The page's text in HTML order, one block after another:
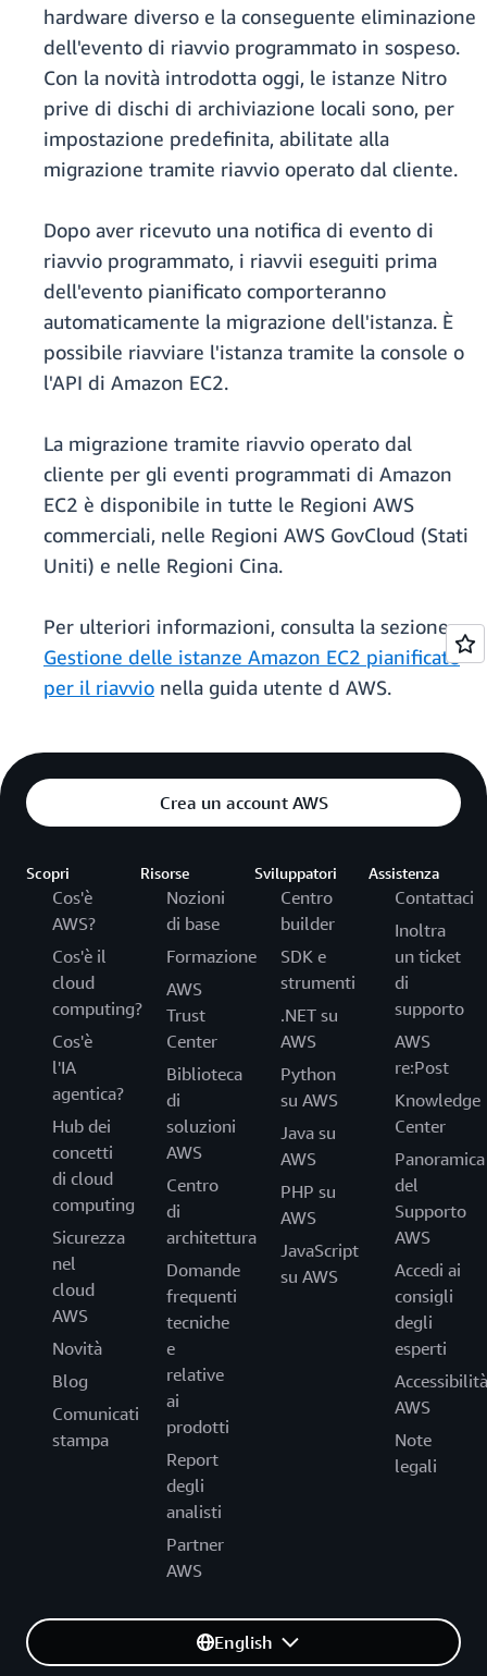
hardware diverso e la conseguente eliminazione
dell'evento di riavvio programmato in sospeso.
Con la novità introdotta oggi, le istanze Nitro
prive di dischi di archiviazione locali sono, per
impostazione predefinita, abilitate alla
migrazione tramite riavvio operato dal cliente.
Dopo aver ricevuto una notifica di evento di
riavvio programmato, i riavvii eseguiti prima
dell'evento pianificato comporteranno
automaticamente la migrazione dell'istanza. È
possibile riavviare l'istanza tramite la console o
l'API di Amazon EC2.
La migrazione tramite riavvio operato dal
cliente per gli eventi programmati di Amazon
EC2 è disponibile in tutte le Regioni AWS
commerciali, nelle Regioni AWS GovCloud (Stati
Uniti) e nelle Regioni Cina.
Per ulteriori informazioni, consulta la sezione
Gestione delle istanze Amazon EC2 pianificate
per il riavvio nella guida utente d AWS.
Crea un account AWS
Scopri
Cos'è
AWS?
Cos'è il
cloud
computing?
Cos'è
l'IA
agentica?
Hub dei
concetti
di cloud
computing
Sicurezza
nel
cloud
AWS
Novità
Blog
Comunicati
stampa
Risorse
Nozioni
di base
Formazione
AWS
Trust
Center
Biblioteca
di
soluzioni
AWS
Centro
di
architettura
Domande
frequenti
tecniche
e
relative
ai
prodotti
Report
degli
analisti
Partner
AWS
Sviluppatori
Centro
builder
SDK e
strumenti
.NET su
AWS
Python
su AWS
Java su
AWS
PHP su
AWS
JavaScript
su AWS
Assistenza
Contattaci
Inoltra
un ticket
di
supporto
AWS
re:Post
Knowledge
Center
Panoramica
del
Supporto
AWS
Accedi ai
consigli
degli
esperti
Accessibilità
AWS
Note
legali
English